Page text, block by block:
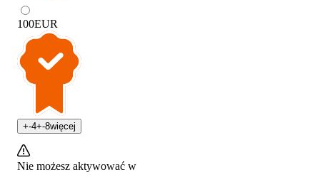
100EUR
+-4+-8więcej
Nie możesz aktywować w